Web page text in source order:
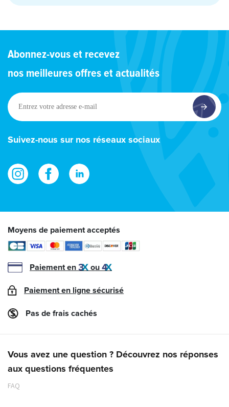
l’archipel de
la Société
Abonnez-vous et recevez
nos meilleures offres et actualités
Entrez
votre
adresse
e-
Suivez-nous sur nos réseaux sociaux
Moyens de paiement acceptés
Paiement en ou
Paiement en ligne sécurisé
Pas de frais cachés
Vous avez une question ? Découvrez nos réponses
aux questions fréquentes
FAQ